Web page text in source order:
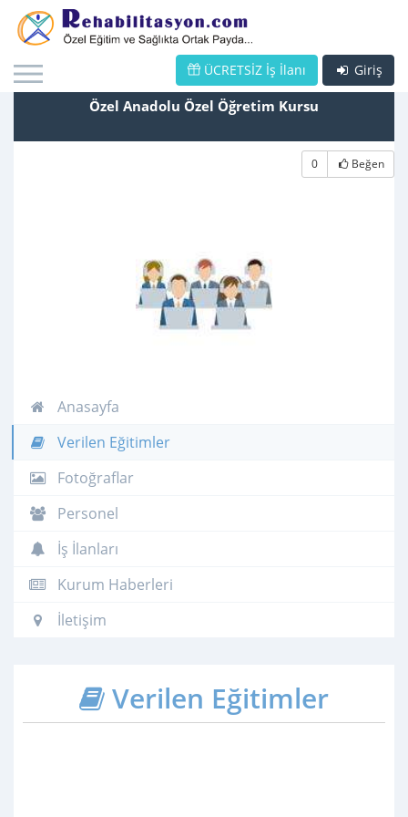
Giriş
ÜCRETSİZ İş İlanı
Özel Anadolu Özel Öğretim Kursu
0 Beğen
Anasayfa
Verilen Eğitimler
Fotoğraflar
Personel
İş İlanları
Kurum Haberleri
İletişim
Verilen Eğitimler